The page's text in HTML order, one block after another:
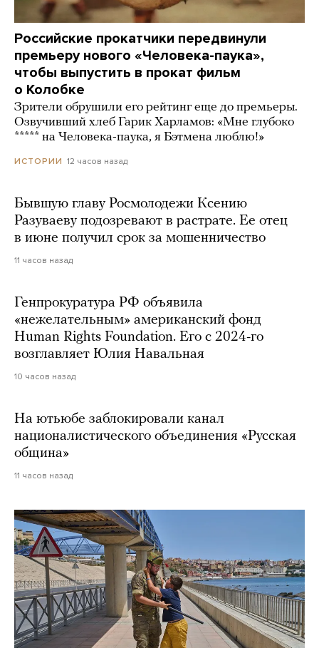
Российские прокатчики передвинули
премьеру нового «Человека-паука»,
чтобы выпустить в прокат фильм
о Колобке
Зрители обрушили его рейтинг еще до премьеры.
Озвучивший хлеб Гарик Харламов: «Мне глубоко
***** на Человека-паука, я Бэтмена люблю!»
ИСТОРИИ 12 часов назад
Бывшую главу Росмолодежи Ксению
Разуваеву подозревают в растрате. Ее отец
в июне получил срок за мошенничество
11 часов назад
Генпрокуратура РФ объявила
«нежелательным» американский фонд
Human Rights Foundation. Его с 2024-го
возглавляет Юлия Навальная
10 часов назад
На ютьюбе заблокировали канал
националистического объединения «Русская
община»
11 часов назад